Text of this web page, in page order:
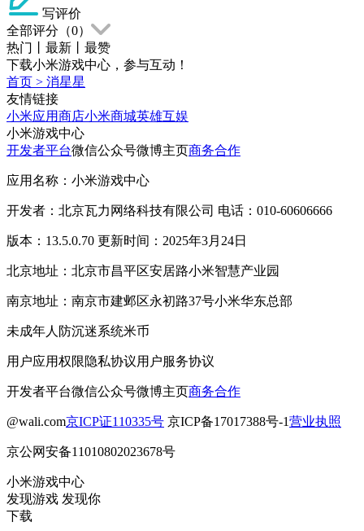
写评价
全部评分（0）
热门
最新
最赞
下载小米游戏中心，参与互动！
首页 > 消星星
友情链接
小米应用商店小米商城英雄互娱
小米游戏中心
开发者平台微信公众号微博主页商务合作
应用名称：小米游戏中心
开发者：北京瓦力网络科技有限公司 电话：010-60606666
版本：13.5.0.70 更新时间：2025年3月24日
北京地址：北京市昌平区安居路小米智慧产业园
南京地址：南京市建邺区永初路37号小米华东总部
未成年人防沉迷系统米币
用户应用权限隐私协议用户服务协议
开发者平台微信公众号微博主页商务合作
@wali.com京ICP证110335号 京ICP备17017388号-1营业执照
京公网安备11010802023678号
小米游戏中心
发现游戏 发现你
下载